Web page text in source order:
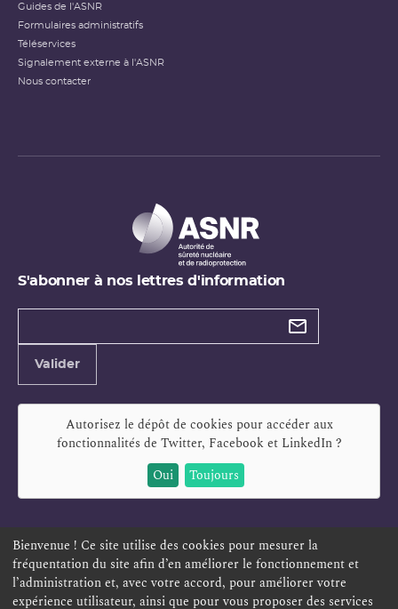
Guides de l'ASNR
Formulaires administratifs
Téléservices
Signalement externe à l'ASNR
Nous contacter
S'abonner à nos lettres d'information
Types de
Valider
Autorisez le dépôt de cookies pour accéder aux
fonctionnalités de Twitter, Facebook et LinkedIn?
Oui
Toujours
ESPACE PERSONNEL OFFRES D'EMPLOI SIGNALEMENT
TÉLÉSERVICES PLAN DU SITE
Bienvenue ! Ce site utilise des cookies pour mesurer la
fréquentation du site afin d’en améliorer le fonctionnement et
l’administration et, avec votre accord, pour améliorer votre
expérience utilisateur, ainsi que pour vous proposer des services